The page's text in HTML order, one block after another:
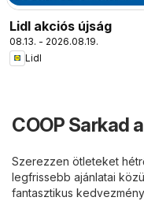
Lidl akciós újság
08.13. - 2026.08.19.
Lidl
COOP Sarkad
Szerezzen ötleteket
legfrissebb ajánlatai
fantasztikus